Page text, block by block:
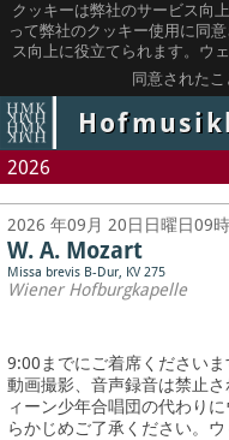
クッキーは弊社のサービス向
って弊社のクッキー使用に同
ス向上に役立てられます。ウ
同意された
2026
2026 年09月 20日日曜日09
W. A. Mozart
Missa brevis B-Dur, KV 275
Wiener Hofburgkapelle
9:00までにご着席ください
動画撮影、音声録音は禁止さ
ィーン少年合唱団の代わり
らかじめご了承ください。